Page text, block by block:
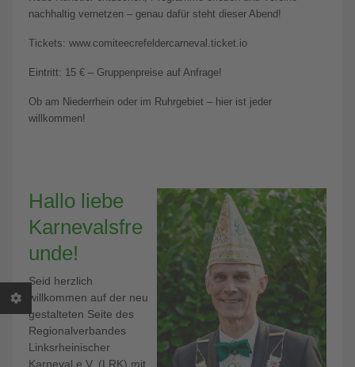
nachhaltig vernetzen – genau dafür steht dieser Abend!
Tickets: www.comiteecrefeldercarneval.ticket.io
Eintritt: 15 € – Gruppenpreise auf Anfrage!
Ob am Niederrhein oder im Ruhrgebiet – hier ist jeder
willkommen!
Hallo liebe
Karnevalsfre
unde!
Seid herzlich
willkommen auf der neu
gestalteten Seite des
Regionalverbandes
Linksrheinischer
Karneval e.V. (LRK) mit